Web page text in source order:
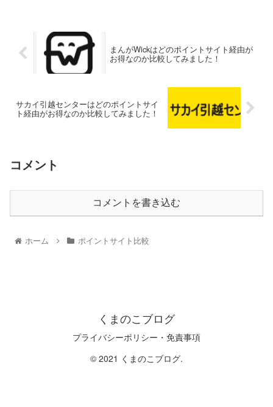
まんがWickはどのポイントサイト経由が
お得なのか比較してみました！
サカイ引越センターはどのポイントサイ
ト経由がお得なのか比較してみました！
コメント
コメントを書き込む
ホーム ポイントサイト比較
くまのこブログ
プライバシーポリシー・免責事項
© 2021 くまのこブログ.